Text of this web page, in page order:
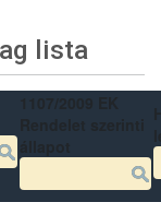
lista